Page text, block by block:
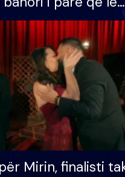
humb
e madh
Mirin, finalisti